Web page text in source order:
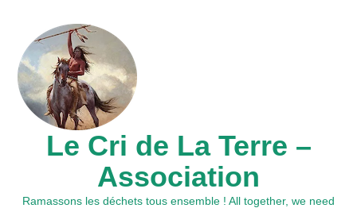
Le Cri de La Terre –
Association
Ramassons les déchets tous ensemble ! All together, we need